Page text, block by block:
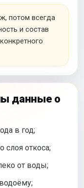
потом всегда
и состав
данные о
в год;
слоя откоса;
от воды;